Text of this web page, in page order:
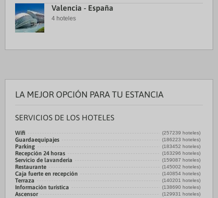
Valencia - España
4 hoteles
LA MEJOR OPCIÓN PARA TU ESTANCIA
SERVICIOS DE LOS HOTELES
Wifi (257239 hoteles)
Guardaequipajes (186223 hoteles)
Parking (183452 hoteles)
Recepción 24 horas (163296 hoteles)
Servicio de lavandería (159087 hoteles)
Restaurante (145002 hoteles)
Caja fuerte en recepción (140854 hoteles)
Terraza (140201 hoteles)
Información turística (138690 hoteles)
Ascensor (129931 hoteles)